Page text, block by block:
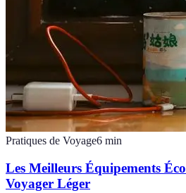
Pratiques de Voyage6 min
Les Meilleurs Équipements
Voyager Léger